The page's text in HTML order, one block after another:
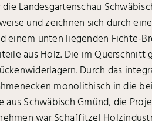
Landesgartenschau
und zeichnen sich durch
einem unten liegenden Fichte-
aus Holz. Die im
Durch das
monolithisch in die
aus Schwäbisch Gmünd, die